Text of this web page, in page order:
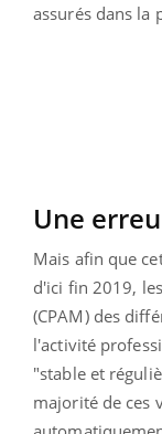
assurés dans la
Une
Mais afin que
d'ici fin 2019,
(CPAM) des
l'activité
"stable et
majorité de ces